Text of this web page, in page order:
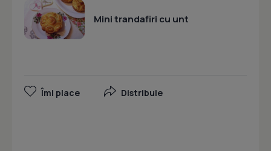
Mini trandafiri cu unt
Îmi place Distribuie